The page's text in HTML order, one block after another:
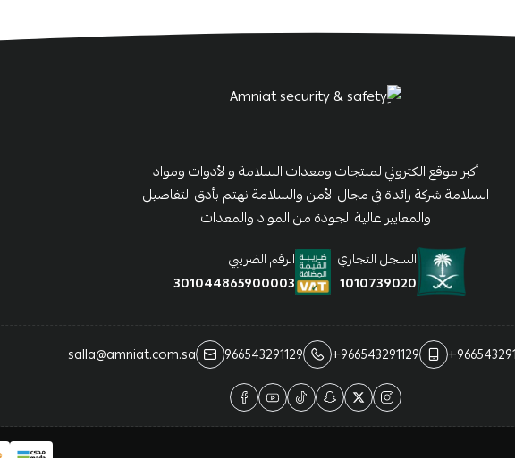
أكبر موقع الكتروني لمنتجات ومعدات السلامة و لأدوات ومواد
السلامة شركة رائدة في مجال الأمن والسلامة نهتم بأدق التفاصيل
والمعايير عالية الجودة من المواد والمعدات
السجل التجاري
1010739020
الرقم الضريبي
301044865900003
+966543291129
966543291129
salla@amniat.com.sa